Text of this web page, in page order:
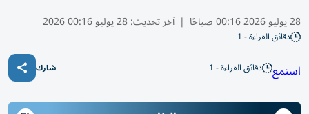
28 يوليو 2026 00:16 صباحًا | آخر تحديث:28 يوليو 00:16 2026
دقائق القراءة - 1
استمع دقائق القراءة - 1 شارك